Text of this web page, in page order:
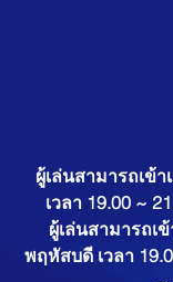
ผู้เล่นสามารถเข้
เวลา 19.00 ~
ผู้เล่นสามารถเ
พฤหัสบดี เวลา